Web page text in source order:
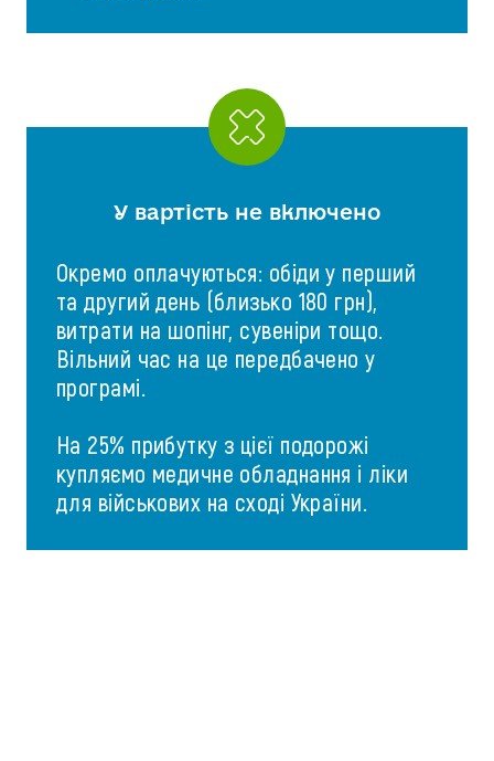
У вартість не включено
Окремо оплачуються: обіди у перший
та другий день (близько 180 грн),
витрати на шопінг, сувеніри тощо.
Вільний час на це передбачено у
програмі.
На 25% прибутку з цієї подорожі
купляємо медичне обладнання і ліки
для військових на сході України.